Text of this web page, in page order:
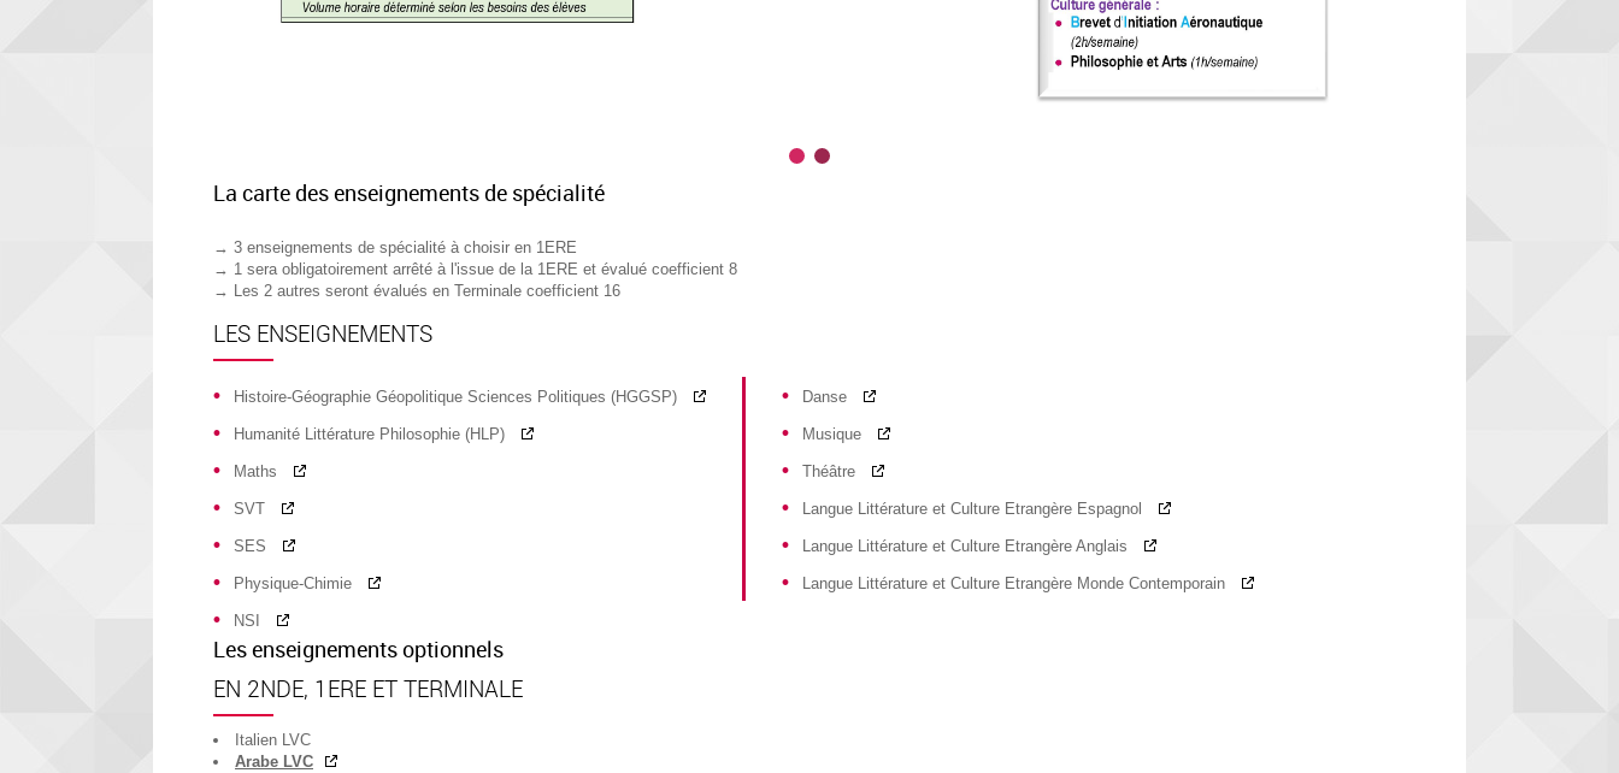
La carte des enseignements de spécialité
→ 3 enseignements de spécialité à choisir en 1ERE
→ 1 sera obligatoirement arrêté à l'issue de la 1ERE et évalué coefficient 8
→ Les 2 autres seront évalués en Terminale coefficient 16
LES ENSEIGNEMENTS
Histoire-Géographie Géopolitique Sciences Politiques (HGGSP)
Humanité Littérature Philosophie (HLP)
Maths
SVT
SES
Physique-Chimie
Danse
Musique
Théâtre
Langue Littérature et Culture Etrangère Espagnol
Langue Littérature et Culture Etrangère Anglais
Langue Littérature et Culture Etrangère Monde Contemporain
NSI
Les enseignements optionnels
EN 2NDE, 1ERE ET TERMINALE
Italien LVC
Arabe LVC